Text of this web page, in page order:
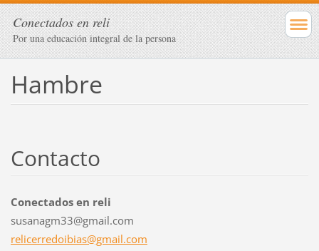
Conectados en reli
Por una educación integral de la persona
Hambre
Contacto
Conectados en reli
susanagm33@gmail.com
relicerredoibias@gmail.com